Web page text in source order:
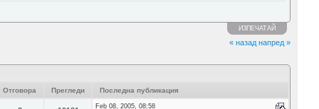
ИЗПЕЧАТАЙ
« назад напред »
Отговора Прегледи Последна публикация
Feb 08, 2005, 08:58